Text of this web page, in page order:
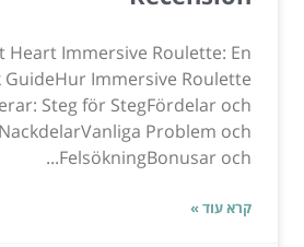
Heart Immersive Roulette: En
GuideHur Immersive Roulette
Steg för StegFördelar och
NackdelarVanliga Problem och
FelsökningBonusar och...
קרא עוד »